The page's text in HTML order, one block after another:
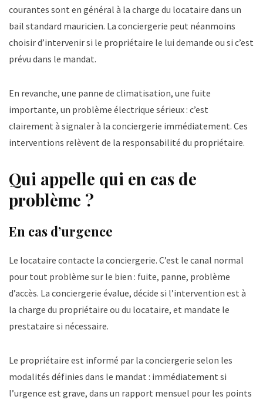
courantes sont en général à la charge du locataire dans un
bail standard mauricien. La conciergerie peut néanmoins
choisir d’intervenir si le propriétaire le lui demande ou si c’est
prévu dans le mandat.
En revanche, une panne de climatisation, une fuite
importante, un problème électrique sérieux : c’est
clairement à signaler à la conciergerie immédiatement. Ces
interventions relèvent de la responsabilité du propriétaire.
Qui appelle qui en cas de
problème ?
En cas d’urgence
Le locataire contacte la conciergerie. C’est le canal normal
pour tout problème sur le bien : fuite, panne, problème
d’accès. La conciergerie évalue, décide si l’intervention est à
la charge du propriétaire ou du locataire, et mandate le
prestataire si nécessaire.
Le propriétaire est informé par la conciergerie selon les
modalités définies dans le mandat : immédiatement si
l’urgence est grave, dans un rapport mensuel pour les points